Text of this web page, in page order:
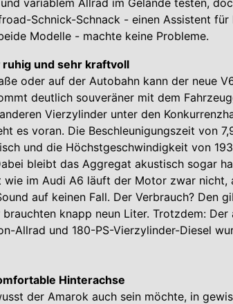
variablem Allrad im Gelände testen,
Schnick-Schnack - einen Assistent für
Modelle - machte keine Probleme.
ruhig und sehr kraftvoll
oder auf der Autobahn kann der neue
deutlich souveräner mit dem
Vierzylinder unter den
es voran. Die Beschleunigungszeit von
und die Höchstgeschwindigkeit von
bleibt das Aggregat akustisch sogar
wie im Audi A6 läuft der Motor zwar nicht,
auf keinen Fall. Der Verbrauch? Den
knapp neun Liter. Trotzdem:
Allrad und 180-PS-Vierzylinder-Diesel
Hinterachse
der Amarok auch sein möchte, in